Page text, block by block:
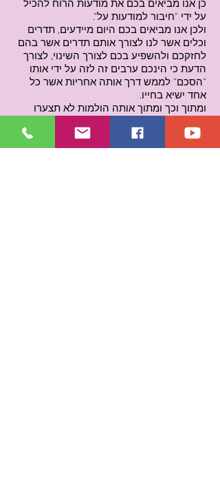
כן אנו מביאים בכם את מודעות הרוח להכיל
על ידי "חיבור למודעות על".
ולכן אנו מביאים בכם היום מיידעים, תדרים
וכלים אשר לנו לצורך אותם תדרים אשר בהם
לחזקכם ולהשפיע בכם לצורך השינוי, לצורך
הדעת כי הינכם ערבים זה לזה על ידי אותו
"הסכם" לממש דרך אותה אחריות אשר כל
אחד ישיא בחייו.
ומתוך וכך ומתוך אותה הולמות לא תצערו
תפילות אשר לכם, באותם אלו ימים וחגים
אשר בהם הינכם נוהגים לבטא "התעוררות"